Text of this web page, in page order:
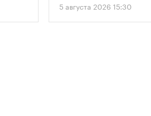
5 августа 2026 15:30